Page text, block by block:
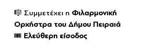
🎼 Συμμετέχει η Φιλαρμονική
Ορχήστρα του Δήμου Πειραιά
🎟️ Ελεύθερη είσοδος